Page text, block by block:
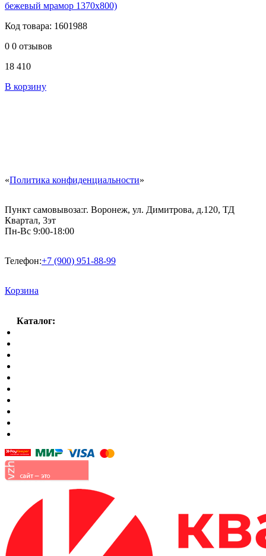
бежевый мрамор 1370х800)
Код товара: 1601988
0 0 отзывов
18 410
В корзину
«Политика конфиденциальности»
Пункт самовывоза:г. Воронеж, ул. Димитрова, д.120, ТД
Квартал, 3эт
Пн-Вс 9:00-18:00
Телефон:+7 (900) 951-88-99
Корзина
Каталог: